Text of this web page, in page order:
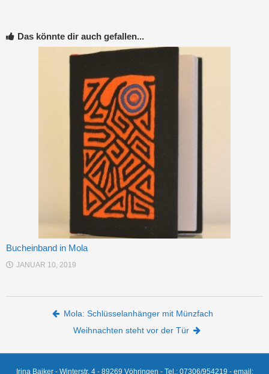
Das könnte dir auch gefallen...
Bucheinband in Mola
JANUAR 10, 2019
Post navigation
Mola: Schlüsselanhänger mit Münzfach
Weihnachten steht vor der Tür
Irina Baiker - Winterstr. 4 - 89269 Vöhringen - Tel.: 07306/954219 - email: